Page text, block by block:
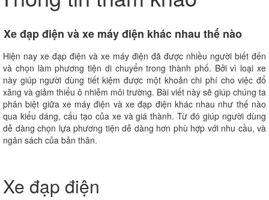
Xe đạp điện và xe máy điện khác nhau thế nào
Hiện nay xe đạp điện và xe máy điện đã được nhiều người biết đến
và chọn làm phương tiện di chuyển trong thành phố. Bởi vì loại xe
này giúp người dùng tiết kiệm được một khoản chi phí cho việc đổ
xăng và giảm thiểu ô nhiễm môi trường. Bài viết này sẽ giúp chúng ta
phân biệt giữa xe máy điện và xe đạp điện khác nhau như thế nào
qua kiểu dáng, cấu tạo của xe và giá thành. Từ đó giúp người dùng
dễ dàng chọn lựa phương tiện dễ dàng hơn phù hợp với nhu cầu, và
ngân sách của bản thân.
Xe đạp điện